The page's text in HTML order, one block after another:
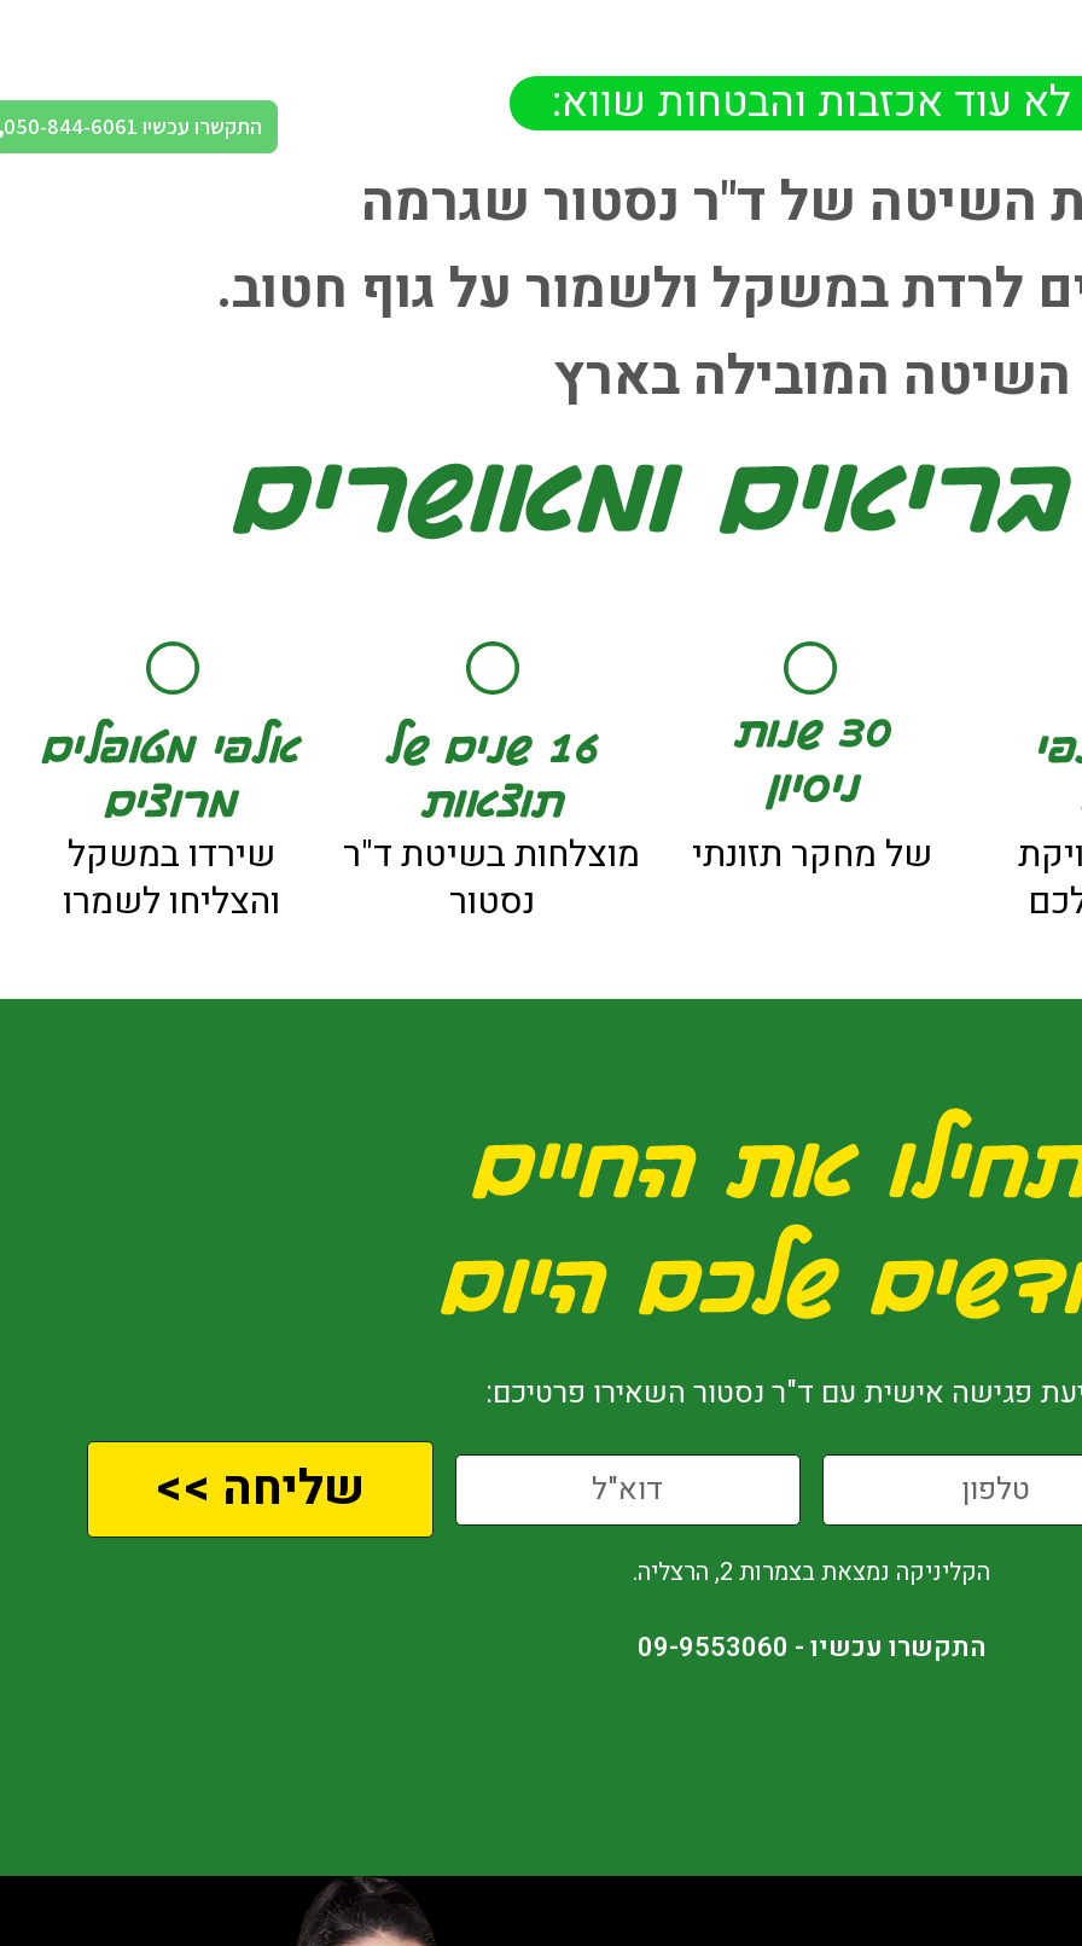
לא עוד אכזבות והבטחות שווא: התקשרו עכשיו 050-844-6061
השיטה של ד"ר נסטור שגרמה
לרדת במשקל ולשמור על גוף חטוב.
השיטה המובילה בארץ
של מחקר תזונתי
מוצלחות בשיטת ד"ר
נסטור
שירדו במשקל
והצליחו לשמרו
פגישה אישית עם ד"ר נסטור השאירו פרטיכם:
שליחה >>
הקליניקה נמצאת בצמרות 2, הרצליה.
התקשרו עכשיו - 09-9553060